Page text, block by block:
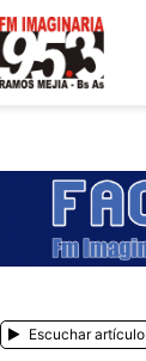
Escuchar artículo